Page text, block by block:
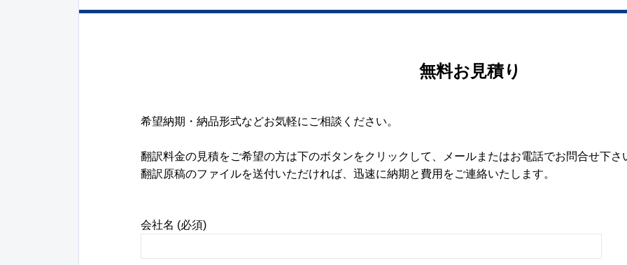
無料お見積り
希望納期・納品形式などお気軽にご相談ください。
翻訳料金の見積をご希望の方は下のボタンをクリックして、メールまたはお電話でお問合せ下さ
翻訳原稿のファイルを送付いただければ、迅速に納期と費用をご連絡いたします。
会社名 (必須)